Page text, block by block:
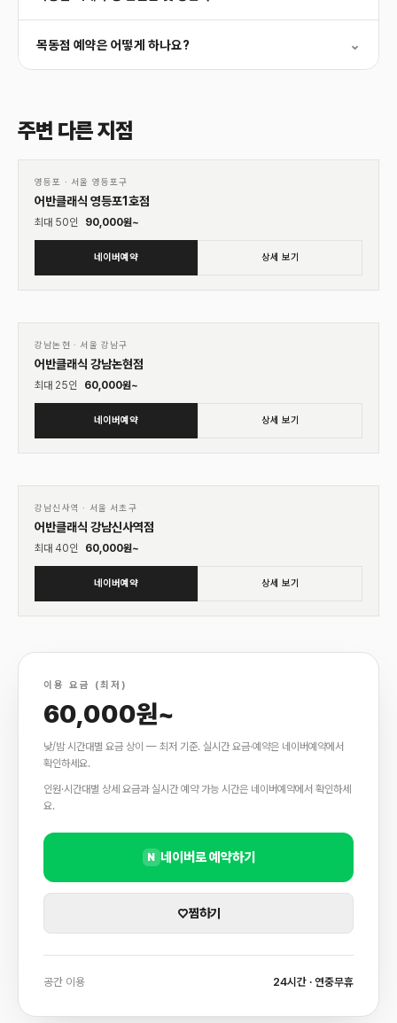
목동점 예약은 어떻게 하나요? ⌄
주변 다른 지점
01
영등포 · 서울 영등포구
어반클래식 영등포1호점
최대 50인 90,000원~
네이버예약 상세 보기
01
강남논현 · 서울 강남구
어반클래식 강남논현점
최대 25인 60,000원~
네이버예약 상세 보기
01
강남신사역 · 서울 서초구
어반클래식 강남신사역점
최대 40인 60,000원~
네이버예약 상세 보기
이용 요금 (최저)
60,000원~
낮/밤 시간대별 요금 상이 — 최저 기준. 실시간 요금·예약은 네이버예약에서
확인하세요.
인원·시간대별 상세 요금과 실시간 예약 가능 시간은 네이버예약에서 확인하세
요.
N 네이버로 예약하기
♡찜하기
공간 이용 24시간 · 연중무휴